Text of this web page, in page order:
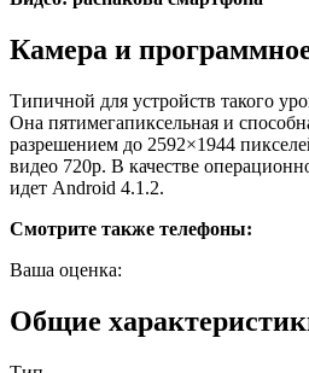
Камера и
Типичной для устройств такого
Она пятимегапиксельная и
разрешением до 2592×1944
видео 720p. В качестве
идет Android 4.1.2.
Смотрите также телефоны:
Ваша оценка:
Общие